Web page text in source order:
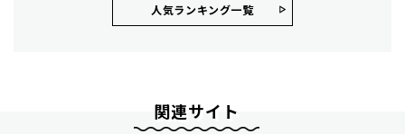
人気ランキング⼀覧
関連サイト